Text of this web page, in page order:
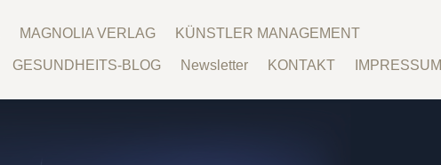
MAGNOLIA VERLAG KÜNSTLER MANAGEMENT
GESUNDHEITS-BLOG Newsletter KONTAKT IMPRESSUM